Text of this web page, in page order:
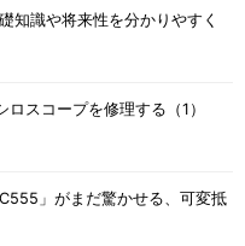
知識や将来性を分かりやすく
スコープを修理する（1）
」がまだ驚かせる、可変抵